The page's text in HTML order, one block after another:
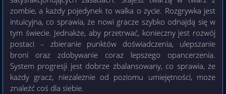
zombie, a każdy pojedynek to walka o życie. Rozgrywka jest
intuicyjna, co sprawia, że nowi gracze szybko odnajdą się w
tym świecie. Jednakże, aby przetrwać, konieczny jest rozwój
postaci – zbieranie punktów doświadczenia, ulepszanie
broni oraz zdobywanie coraz lepszego opancerzenia.
System progresji jest dobrze zbalansowany, co sprawia, że
każdy gracz, niezależnie od poziomu umiejętności, może
znaleźć coś dla siebie.